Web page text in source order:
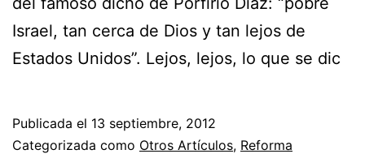
Israel, tan cerca de Dios y tan lejos de
Estados Unidos”. Lejos, lejos, lo que se dic
Publicada el 13 septiembre, 2012
Categorizada como Otros Artículos, Reforma